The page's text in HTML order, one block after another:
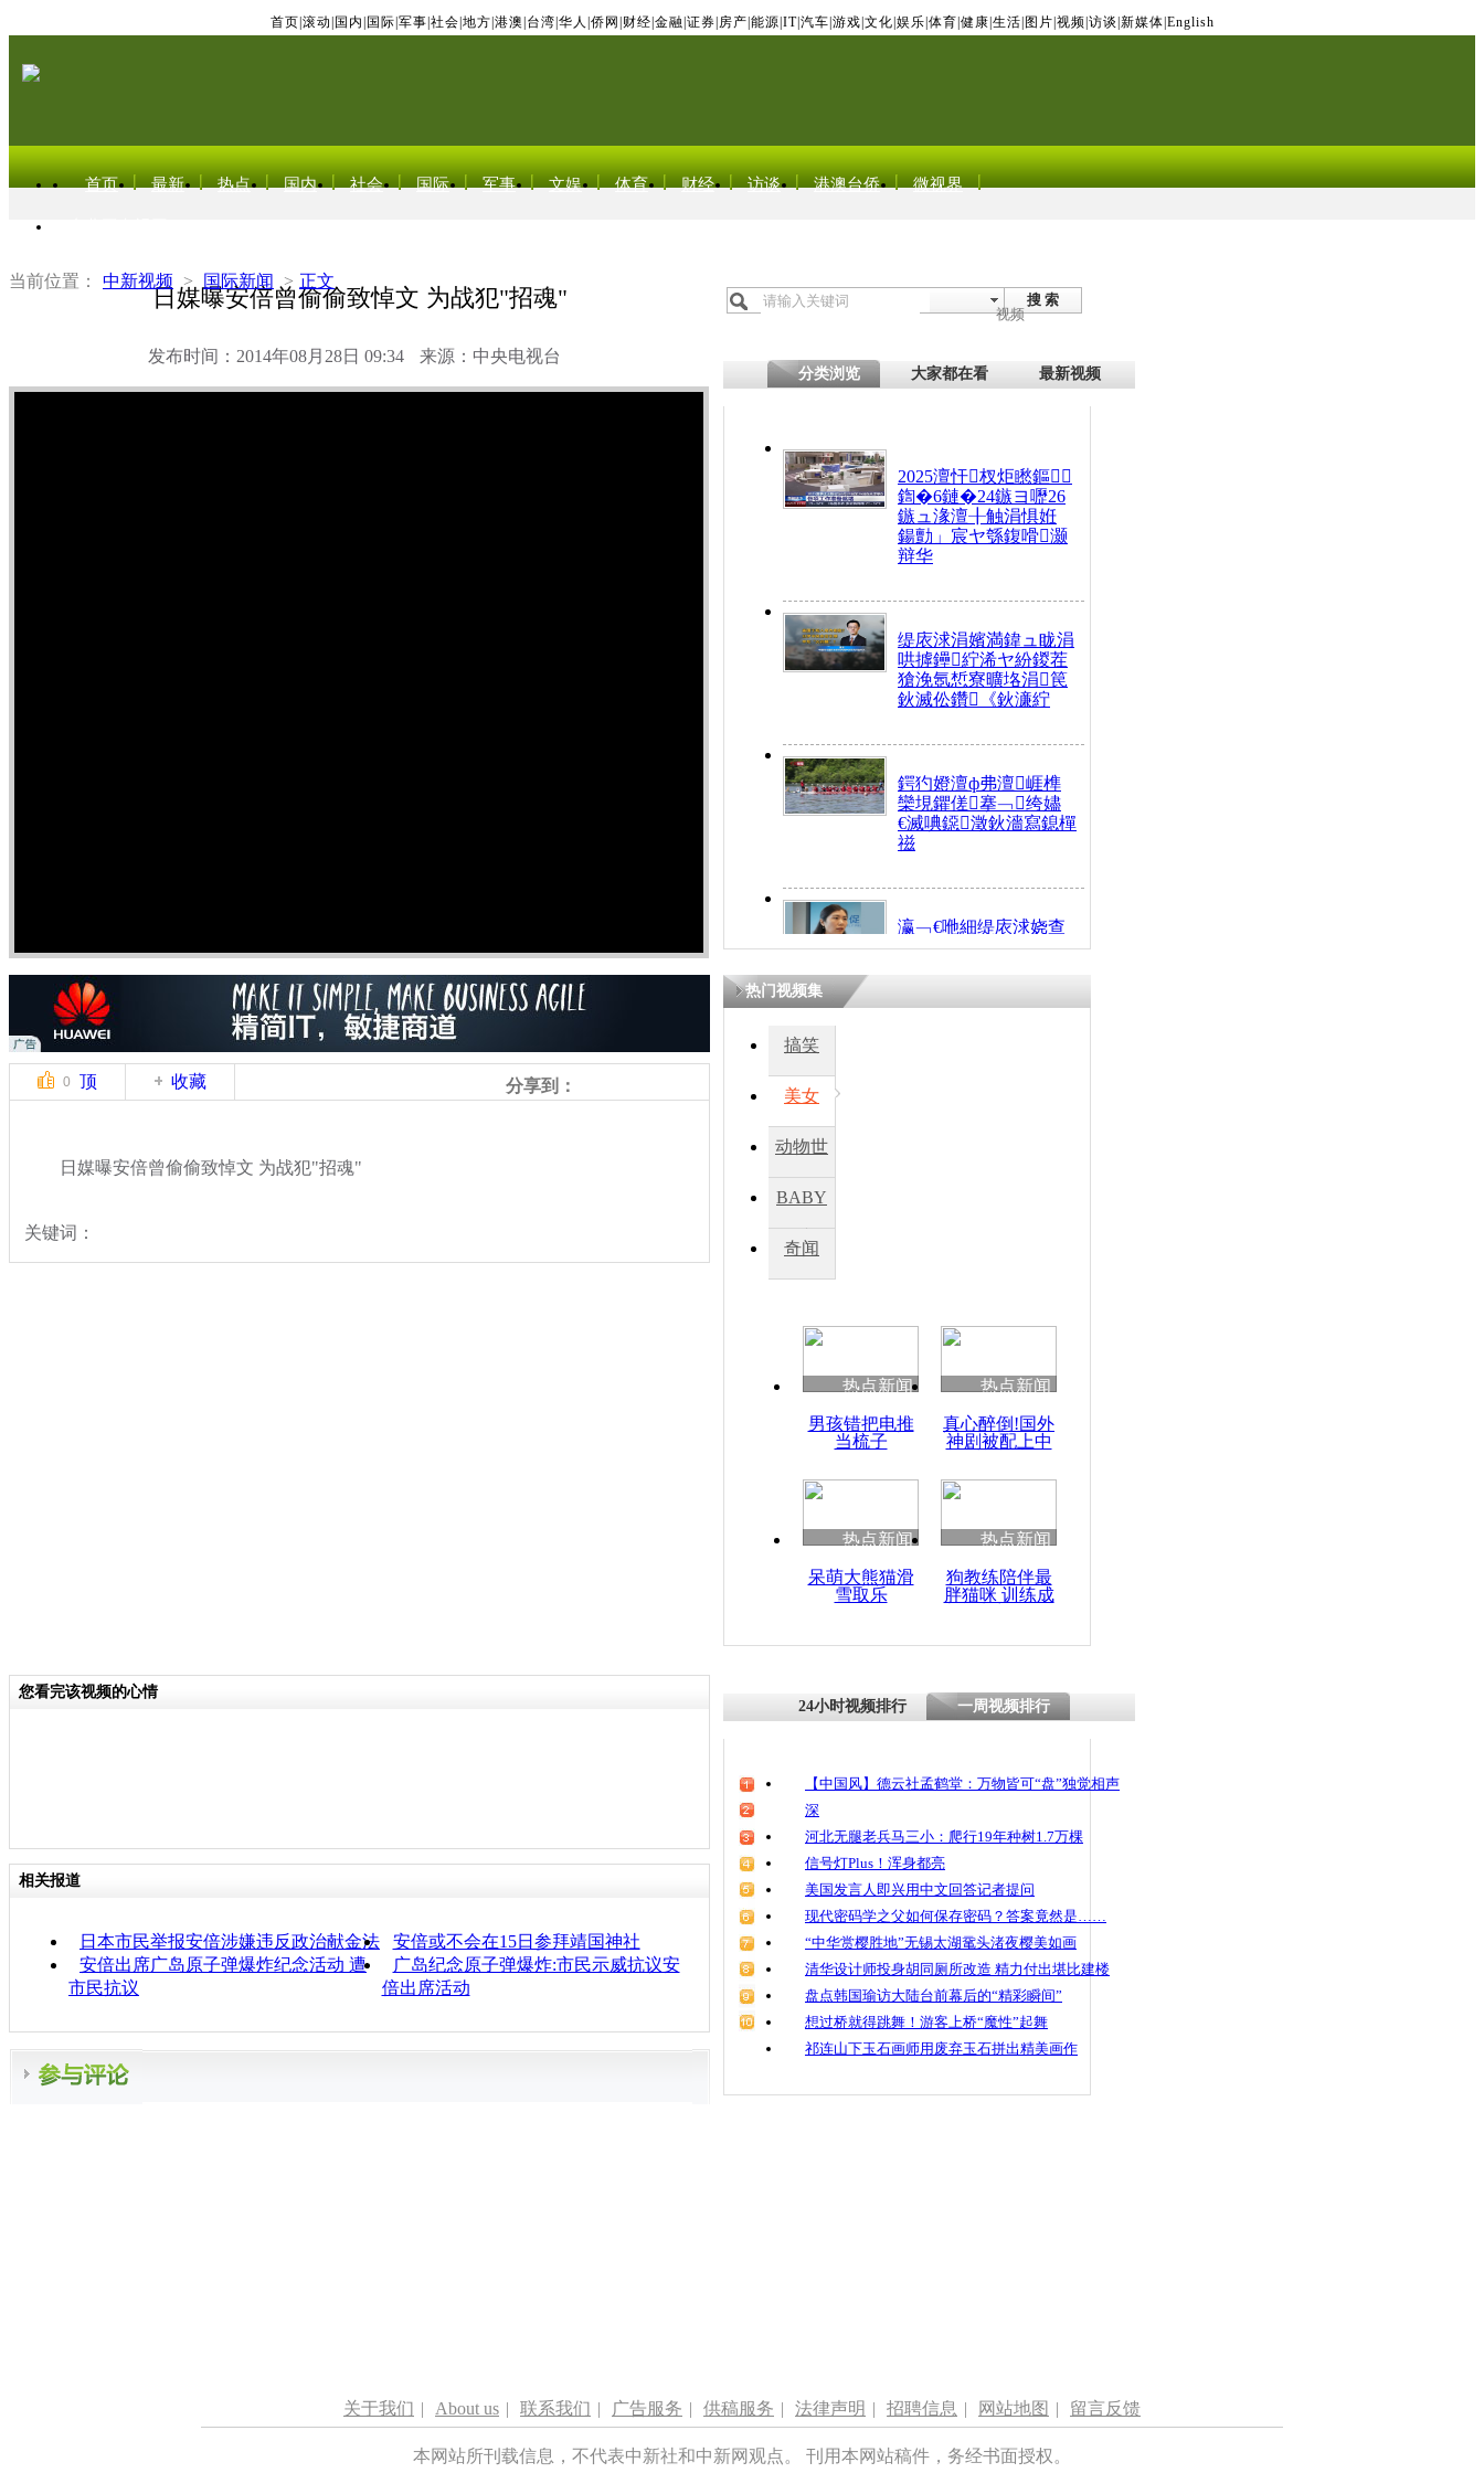
首页 滚动 国内 国际 军事 社会 地方 港澳 台湾 华人 侨网 财经 金融 证券 房产 能源 IT| 汽车 游戏 文化 娱乐 体育 健康 生活 图片 视频 访谈 新媒体 English
首页 最新 热点 国内 社会 国际 军事 文娱 体育 财经 访谈 港澳台侨 微视界
当前位置： 中新视频 > 国际新闻 > 正文
日媒曝安倍曾偷偷致悼文 为战犯"招魂"
发布时间：2014年08月28日 09:34 来源：中央电视台
搜 索
视频
分类浏览 大家都在看 最新视频
2025澶忓杈炬矁鏂
鍧�6鏈�24鏃ヨ嚦26
鏃ュ湪澶╂触涓惧姙
鍚勯」宸ヤ綔鍑嗗灏
辩华
缇庡浗涓嬪満鍏ュ眬涓
哄摢鑸紵浠ヤ紛鍐茬
獊浼氬惁寮曠垎涓笢
鈥滅伀鑽《鈥濓紵
鍔犳嬁澶ф弗澶崕榫
欒垷鑺傞搴﹁绔嬧
€滅唺鐚澂鈥濇寫鎴樿
禌
瀛﹁€咃細缇庡浗娆查
€间笢鍗椾簹涓庝腑鍥
熷悎浣� 涓ㄥ浗闄呰
0 顶 收藏 分享到：
日媒曝安倍曾偷偷致悼文 为战犯"招魂"
关键词：
热门视频集
搞笑
美女
动物世
BABY
秀
奇闻
热点新闻
男孩错把电推
当梳子
热点新闻
真心醉倒!国外
神剧被配上中
热点新闻
呆萌大熊猫滑
雪取乐
热点新闻
狗教练陪伴最
胖猫咪 训练成
您看完该视频的心情
相关报道
日本市民举报安倍涉嫌违反政治献金法
安倍或不会在15日参拜靖国神社
安倍出席广岛原子弹爆炸纪念活动 遭
市民抗议
广岛纪念原子弹爆炸:市民示威抗议安
倍出席活动
24小时视频排行 一周视频排行
【中国风】德云社孟鹤堂：万物皆可“盘”独觉相声
深
河北无腿老兵马三小：爬行19年种树1.7万棵
信号灯Plus！浑身都亮
美国发言人即兴用中文回答记者提问
现代密码学之父如何保存密码？答案竟然是……
“中华赏樱胜地”无锡太湖鼋头渚夜樱美如画
清华设计师投身胡同厕所改造 精力付出堪比建楼
盘点韩国瑜访大陆台前幕后的“精彩瞬间”
想过桥就得跳舞！游客上桥“魔性”起舞
祁连山下玉石画师用废弃玉石拼出精美画作
关于我们 | About us | 联系我们 | 广告服务 | 供稿服务 | 法律声明 | 招聘信息 | 网站地图 | 留言反馈
本网站所刊载信息，不代表中新社和中新网观点。 刊用本网站稿件，务经书面授权。